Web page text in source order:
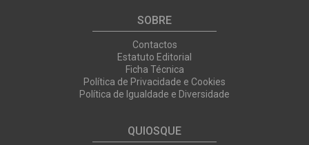
SOBRE
Contactos
Estatuto Editorial
Ficha Técnica
Política de Privacidade e Cookies
Política de Igualdade e Diversidade
QUIOSQUE